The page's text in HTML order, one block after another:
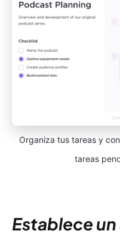
Organiza tus tareas y
tareas
Establece